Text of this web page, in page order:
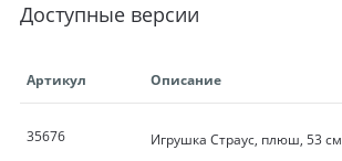
Доступные версии
Артикул Описание
35676 Игрушка Страус, плюш, 53 см